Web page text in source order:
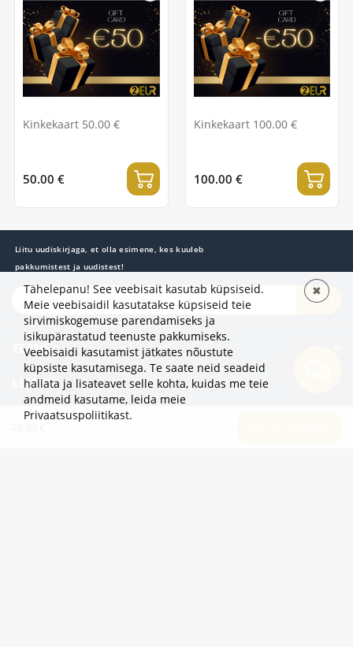
Kinkekaart 50.00 €
50.00 €
Kinkekaart 100.00 €
100.00 €
Liitu uudiskirjaga, et olla esimene, kes kuuleb
pakkumistest ja uudistest!
TELLI
TEAVE
LISAKS
KATEGOORIAD
Tähelepanu! See veebisait kasutab küpsiseid.
Meie veebisaidil kasutatakse küpsiseid teie
sirvimiskogemuse parendamiseks ja
isikupärastatud teenuste pakkumiseks.
Veebisaidi kasutamist jätkates nõustute
küpsiste kasutamisega. Te saate neid seadeid
hallata ja lisateavet selle kohta, kuidas me teie
andmeid kasutame, leida meie
Privaatsuspoliitikast.
✖